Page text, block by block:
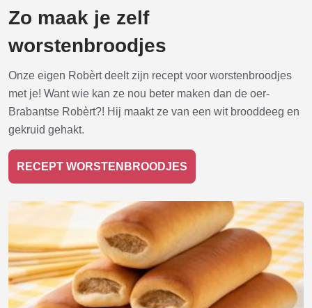
Zo maak je zelf
worstenbroodjes
Onze eigen Robèrt deelt zijn recept voor worstenbroodjes
met je! Want wie kan ze nou beter maken dan de oer-
Brabantse Robèrt?! Hij maakt ze van een wit brooddeeg en
gekruid gehakt.
RECEPT WORSTENBROODJES